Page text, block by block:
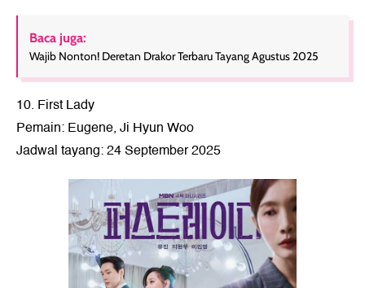
Baca juga:
Wajib Nonton! Deretan Drakor Terbaru Tayang Agustus 2025
10. First Lady
Pemain: Eugene, Ji Hyun Woo
Jadwal tayang: 24 September 2025